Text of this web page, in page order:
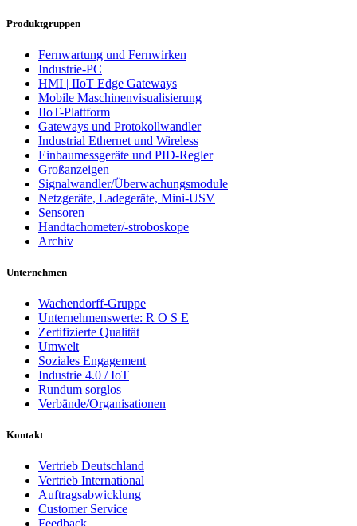
Produktgruppen
Fernwartung und Fernwirken
Industrie-PC
HMI | IIoT Edge Gateways
Mobile Maschinenvisualisierung
IIoT-Plattform
Gateways und Protokollwandler
Industrial Ethernet und Wireless
Einbaumessgeräte und PID-Regler
Großanzeigen
Signalwandler/Überwachungsmodule
Netzgeräte, Ladegeräte, Mini-USV
Sensoren
Handtachometer/-stroboskope
Archiv
Unternehmen
Wachendorff-Gruppe
Unternehmenswerte: R O S E
Zertifizierte Qualität
Umwelt
Soziales Engagement
Industrie 4.0 / IoT
Rundum sorglos
Verbände/Organisationen
Kontakt
Vertrieb Deutschland
Vertrieb International
Auftragsabwicklung
Customer Service